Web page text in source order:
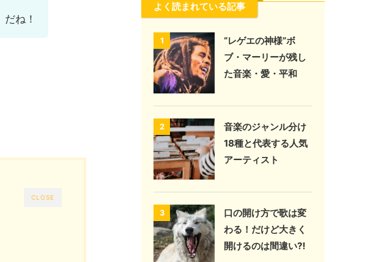
だね！
CLOSE
よく読まれている記事
1
“レゲエの神様”ボ
ブ・マーリーが残し
た音楽・愛・平和
2
音楽のジャンル分け
18種と代表する人気
アーティスト
3
口の開け方で歌は変
わる！だけど大きく
開けるのは間違い⁈